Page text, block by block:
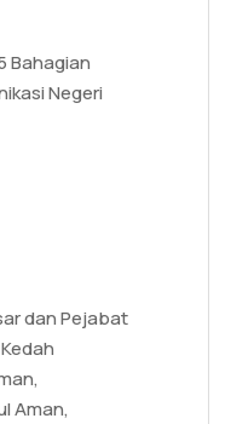
Bahagian
Negeri
dan Pejabat
Aman,